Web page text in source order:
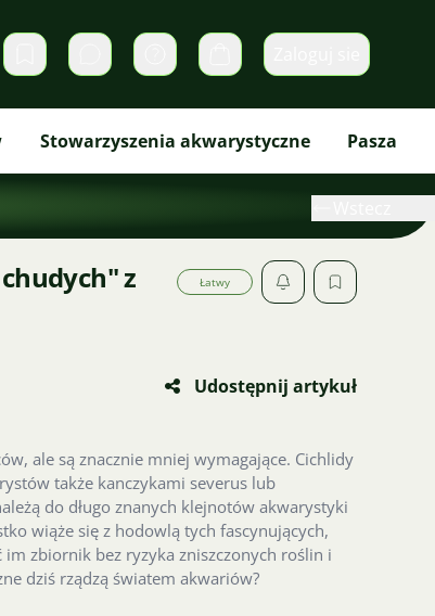
Prywatne wiadomości
Koszyk
Stowarzyszenia akwarystyczne Pasza
z
Łatwy
Udostępnij artykuł
ale są znacznie mniej wymagające. Cichlidy
także kanczykami severus lub
do długo znanych klejnotów akwarystyki
wiąże się z hodowlą tych fascynujących,
zbiornik bez ryzyka zniszczonych roślin i
dziś rządzą światem akwariów?